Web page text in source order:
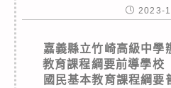
2023-
嘉義縣立竹崎高級中學
教育課程綱要前導學校
國民基本教育課程綱要